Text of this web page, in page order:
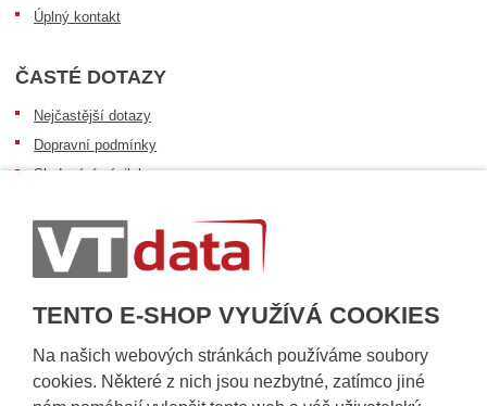
TENTO E-SHOP VYUŽÍVÁ COOKIES
Na našich webových stránkách používáme soubory
cookies. Některé z nich jsou nezbytné, zatímco jiné
Úplný kontakt
ČASTÉ DOTAZY
Nejčastější dotazy
Dopravní podmínky
Sledování zásilek
Informace k dostupnosti zboží
Obecné informace